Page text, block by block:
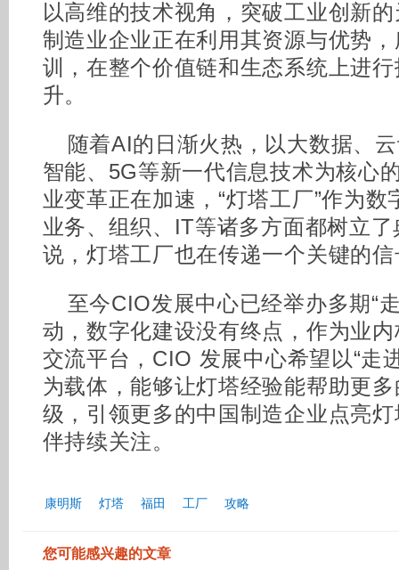
以高维的技术视角，突破工业创新
制造业企业正在利用其资源与优势
训，在整个价值链和生态系统上进
升。
随着AI的日渐火热，以大数据、
智能、5G等新一代信息技术为核心
业变革正在加速，“灯塔工厂”作为
业务、组织、IT等诸多方面都树立
说，灯塔工厂也在传递一个关键的
至今CIO发展中心已经举办多期“
动，数字化建设没有终点，作为业
交流平台，CIO 发展中心希望以“走
为载体，能够让灯塔经验能帮助更
级，引领更多的中国制造企业点亮
伴持续关注。
康明斯 灯塔 福田 工厂 攻略
您可能感兴趣的文章